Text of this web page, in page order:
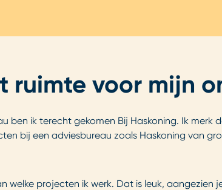
ruimte voor mijn
ben ik terecht gekomen Bij Haskoning. Ik
bij een adviesbureau zoals Haskoning van
welke projecten ik werk. Dat is leuk,